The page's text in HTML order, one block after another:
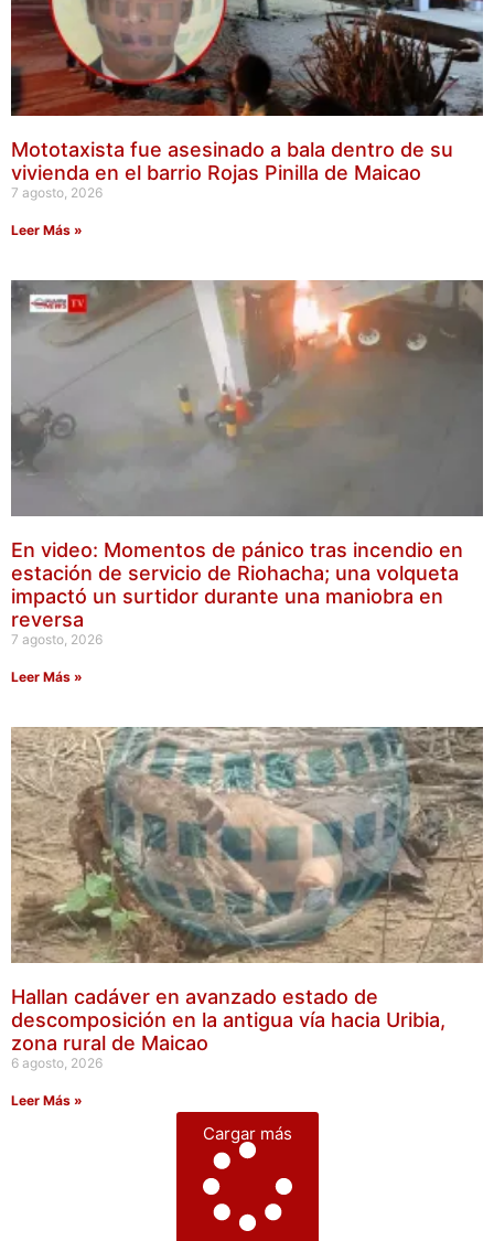
Mototaxista fue asesinado a bala dentro de su
vivienda en el barrio Rojas Pinilla de Maicao
7 agosto, 2026
Leer Más »
En video: Momentos de pánico tras incendio en
estación de servicio de Riohacha; una volqueta
impactó un surtidor durante una maniobra en
reversa
7 agosto, 2026
Leer Más »
Hallan cadáver en avanzado estado de
descomposición en la antigua vía hacia Uribia,
zona rural de Maicao
6 agosto, 2026
Leer Más »
Cargar más